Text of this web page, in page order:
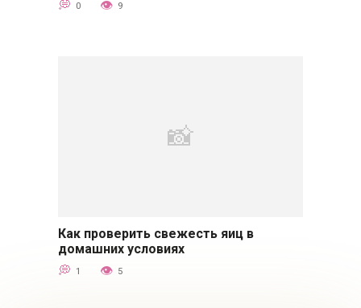
0 9
Советы
Как проверить свежесть яиц в
домашних условиях
1 5